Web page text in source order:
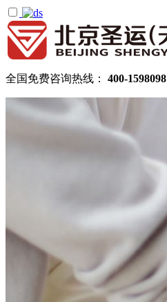
全国免费咨询热线： 400-1598098
律所公告
拆迁律师团队
民商律师团队
部门领域